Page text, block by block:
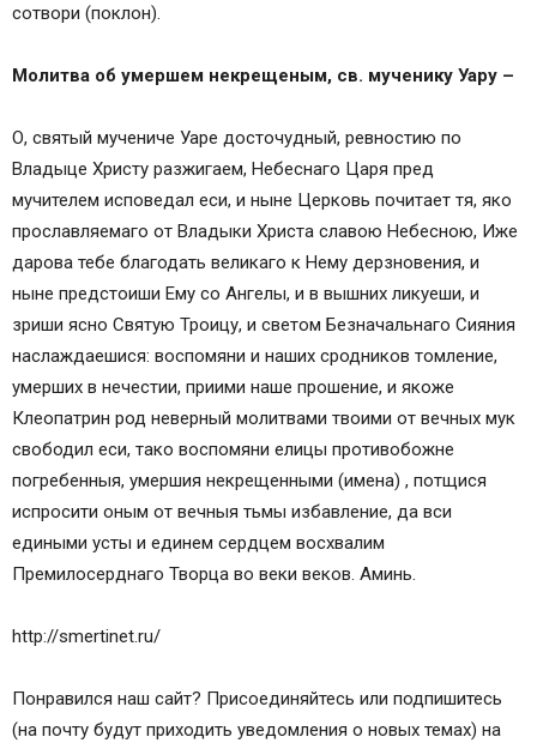
сотвори (поклон).
Молитва об умершем некрещеным, св. мученику Уару –
О, святый мучениче Уаре досточудный, ревностию по
Владыце Христу разжигаем, Небеснаго Царя пред
мучителем исповедал еси, и ныне Церковь почитает тя, яко
прославляемаго от Владыки Христа славою Небесною, Иже
дарова тебе благодать великаго к Нему дерзновения, и
ныне предстоиши Ему со Ангелы, и в вышних ликуеши, и
зриши ясно Святую Троицу, и светом Безначальнаго Сияния
наслаждаешися: воспомяни и наших сродников томление,
умерших в нечестии, приими наше прошение, и якоже
Клеопатрин род неверный молитвами твоими от вечных мук
свободил еси, тако воспомяни елицы противобожне
погребенныя, умершия некрещенными (имена) , потщися
испросити оным от вечныя тьмы избавление, да вси
едиными усты и единем сердцем восхвалим
Премилосерднаго Творца во веки веков. Аминь.
http://smertinet.ru/
Понравился наш сайт? Присоединяйтесь или подпишитесь
(на почту будут приходить уведомления о новых темах) на